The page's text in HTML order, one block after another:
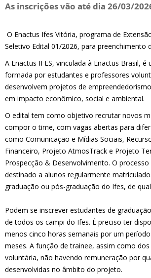
As inscrições vão até dia 26/03/
O Enactus Ifes Vitória, programa de
Seletivo Edital 01/2026, para preenchimento
A Enactus IFES, vinculada à Enactus Brasil, é
formada por estudantes e professores
desenvolvem projetos de
em impacto econômico, social e ambiental.
O edital tem como objetivo recrutar novos
compor o time, com vagas abertas para
como Comunicação e Mídias Sociais,
Financeiro, Projeto AtmosTrack e Projeto
Prospecção & Desenvolvimento. O
destinado a alunos regularmente
graduação ou pós-graduação do Ifes, de
Podem se inscrever estudantes de
de todos os campi do Ifes. É preciso ter
menos cinco horas semanais por um
meses. A função de trainee, assim como
voluntária, não havendo remuneração por
desenvolvidas no âmbito do projeto.